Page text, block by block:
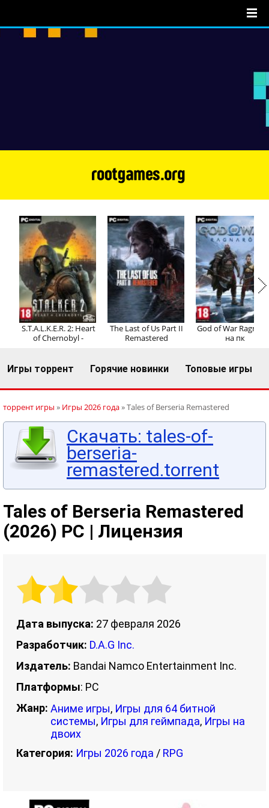
Регистрация Вход
S.T.A.L.K.E.R. 2: Heart
of Chernobyl -
The Last of Us Part II
Remastered
God of War
на пк
Игры торрент Горячие новинки Топовые игры
торрент игры » Игры 2026 года» Tales of Berseria Remastered
Скачать: tales-of-
berseria-
remastered.torrent
Tales of Berseria Remastered
(2026) PC | Лицензия
Дата выпуска: 27 февраля 2026
Разработчик: D.A.G Inc.
Издатель: Bandai Namco Entertainment Inc.
Платформы: PC
Жанр: Аниме игры, Игры для 64 битной
системы, Игры для геймпада, Игры на
двоих
Категория: Игры 2026 года / RPG